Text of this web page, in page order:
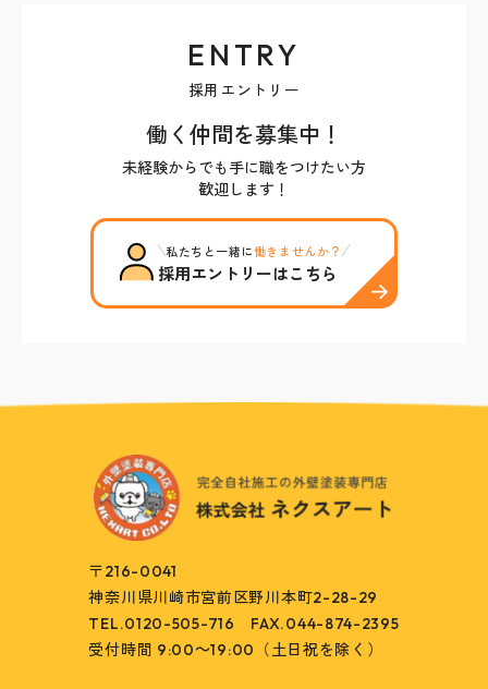
ENTRY
採用エントリー
働く仲間を募集中！
未経験からでも手に職をつけたい方
歓迎します！
私たちと一緒に働きませんか？
採用エントリーはこちら
〒216-0041
神奈川県川崎市宮前区野川本町2-28-29
TEL.0120-505-716 FAX.044-874-2395
受付時間 9:00～19:00（土日祝を除く）